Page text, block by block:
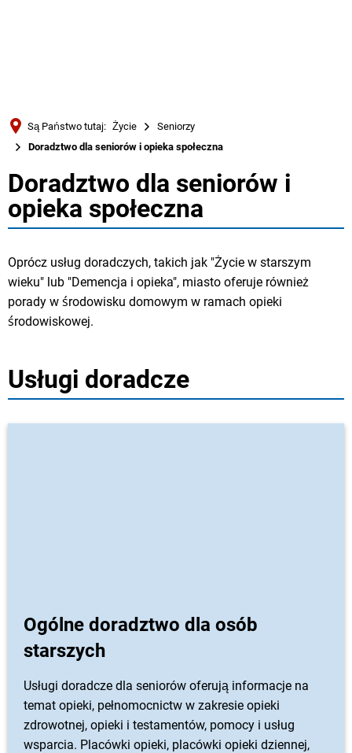
Русский
Deutsch MENÜ
Są Państwo tutaj: Życie
Seniorzy
Doradztwo dla seniorów i opieka społeczna
Doradztwo
dla
seniorów
opieka
społeczna
Doradztwo dla seniorów i
opieka społeczna
Oprócz usług doradczych, takich jak "Życie w starszym
wieku" lub "Demencja i opieka", miasto oferuje również
porady w środowisku domowym w ramach opieki
środowiskowej.
Usługi doradcze
Ogólne doradztwo dla osób
starszych
Usługi doradcze dla seniorów oferują informacje na
temat opieki, pełnomocnictw w zakresie opieki
zdrowotnej, opieki i testamentów, pomocy i usług
wsparcia. Placówki opieki, placówki opieki dziennej,